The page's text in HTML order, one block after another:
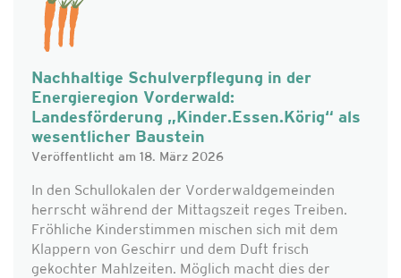
Nachhaltige Schulverpflegung in der
Energieregion Vorderwald:
Landesförderung „Kinder.Essen.Körig“ als
wesentlicher Baustein
Veröffentlicht am 18. März 2026
In den Schullokalen der Vorderwaldgemeinden
herrscht während der Mittagszeit reges Treiben.
Fröhliche Kinderstimmen mischen sich mit dem
Klappern von Geschirr und dem Duft frisch
gekochter Mahlzeiten. Möglich macht dies der